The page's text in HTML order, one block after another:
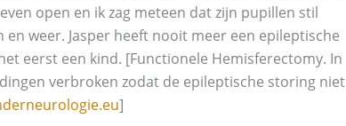
open en ik zag meteen dat zijn pupillen stil
weer. Jasper heeft nooit meer een epileptische
eerst een kind. [Functionele Hemisferectomy. In
verbroken zodat de epileptische storing niet
]